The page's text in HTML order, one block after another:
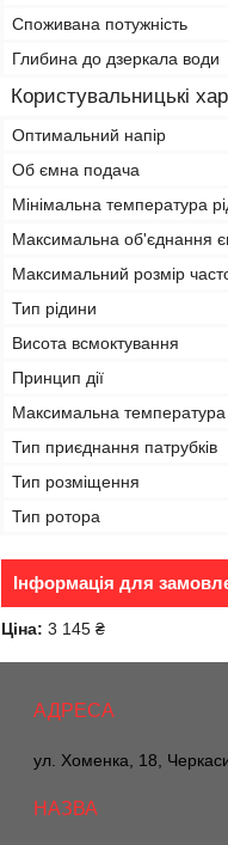
Споживана потужність
Глибина до дзеркала води
Користувальницькі
Оптимальний напір
Об ємна подача
Мінімальна температура
Максимальна об'єднання
Максимальний розмір
Тип рідини
Висота всмоктування
Принцип дії
Максимальна
Тип приєднання патрубків
Тип розміщення
Тип ротора
Інформація для
Ціна: 3 145 ₴
ул. ​Хоменка, 18,